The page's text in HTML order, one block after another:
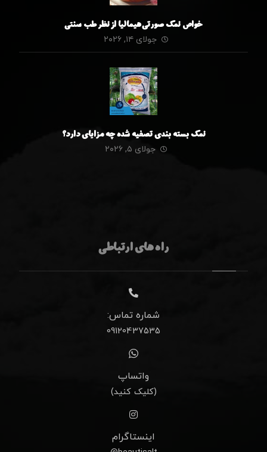
خواص نمک صورتی هیمالیا از نظر طب سنتی
جولای ۱۴, ۲۰۲۶
نمک بسته بندی تصفیه شده چه مزایای دارد؟
جولای ۵, ۲۰۲۶
راه های ارتباطی
شماره تماس:
09120437535
واتساپ
(کلیک کنید)
اینستاگرام